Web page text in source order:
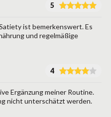
5
ist bemerkenswert. Es
und regelmäßige
4
Ergänzung meiner Routine.
nicht unterschätzt werden.